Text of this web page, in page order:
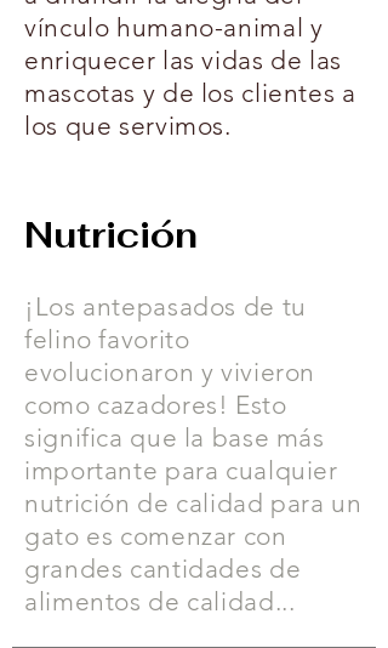
vínculo humano-animal y
enriquecer las vidas de las
mascotas y de los clientes a
los que servimos.
Nutrición
¡Los antepasados de tu
felino favorito
evolucionaron y vivieron
como cazadores! Esto
significa que la base más
importante para cualquier
nutrición de calidad para un
gato es comenzar con
grandes cantidades de
alimentos de calidad...